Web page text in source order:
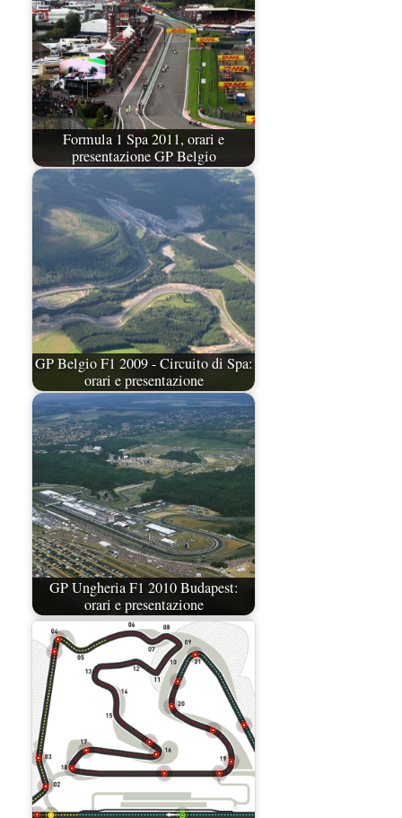
Formula 1 Spa 2011, orari e
presentazione GP Belgio
GP Belgio F1 2009 - Circuito di Spa:
orari e presentazione
GP Ungheria F1 2010 Budapest:
orari e presentazione